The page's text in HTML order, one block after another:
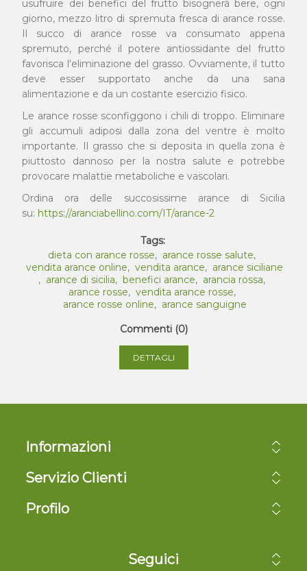
usufruire dei benefici del frutto bisognerà bere, ogni
giorno, mezzo litro di spremuta fresca di arance rosse.
Il succo di arance rosse va consumato appena
spremuto, perché il potere antiossidante del frutto
favorisca l'eliminazione del grasso. Ovviamente, il tutto
deve esser supportato anche da una sana
alimentazione e da un costante esercizio fisico.
Le arance rosse sconfiggono i chili di troppo. Eliminare
gli accumuli adiposi dalla zona del ventre è molto
importante. Il grasso che si deposita in quella zona è
piuttosto dannoso per la nostra salute e potrebbe
provocare malattie metaboliche e vascolari.
Ordina ora delle succosissime arance di Sicilia
su: https://aranciabellino.com/IT/arance-2
Tags:
dieta con arance rosse, arance rosse salute,
vendita arance online, vendita arance, arance siciliane
, arance di sicilia, benefici arance, arancia rossa,
arance rosse, vendita arance rosse,
arance rosse online, arance sanguigne
Commenti (0)
DETTAGLI
Informazioni
Servizio Clienti
Profilo
Seguici